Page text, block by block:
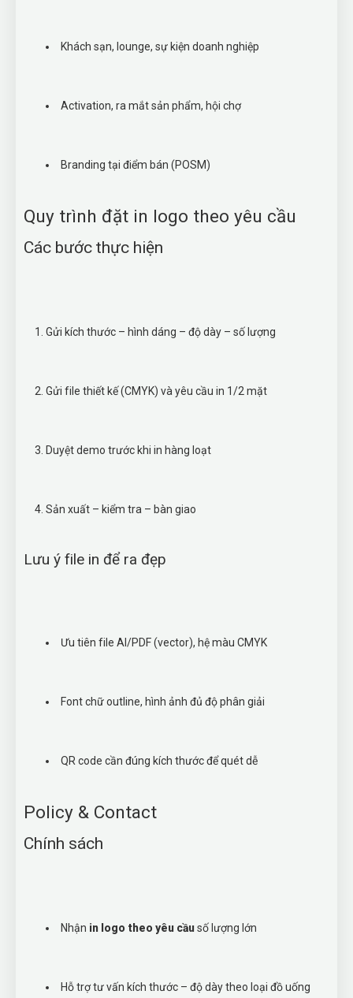
Khách sạn, lounge, sự kiện doanh nghiệp
Activation, ra mắt sản phẩm, hội chợ
Branding tại điểm bán (POSM)
Quy trình đặt in logo theo yêu cầu
Các bước thực hiện
Gửi kích thước – hình dáng – độ dày – số lượng
Gửi file thiết kế (CMYK) và yêu cầu in 1/2 mặt
Duyệt demo trước khi in hàng loạt
Sản xuất – kiểm tra – bàn giao
Lưu ý file in để ra đẹp
Ưu tiên file AI/PDF (vector), hệ màu CMYK
Font chữ outline, hình ảnh đủ độ phân giải
QR code cần đúng kích thước để quét dễ
Policy & Contact
Chính sách
Nhận in logo theo yêu cầusố lượng lớn
Hỗ trợ tư vấn kích thước – độ dày theo loại đồ uống